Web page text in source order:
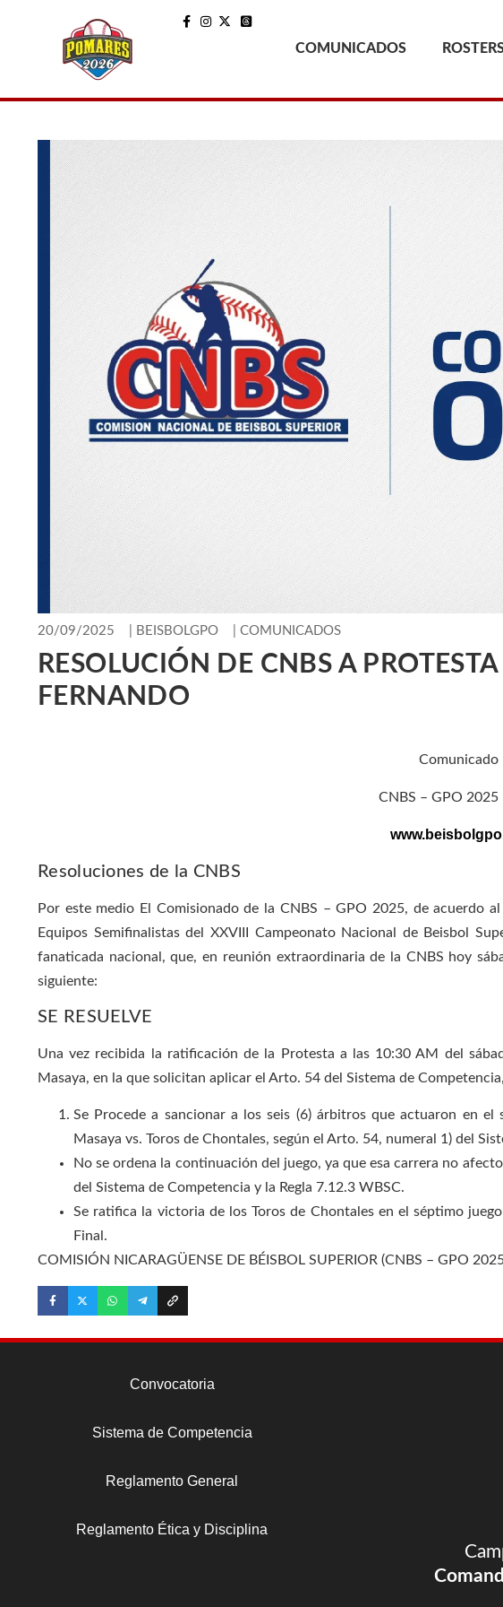
COMUNICADOS
20/09/2025 BEISBOLGPO COMUNICADOS
RESOLUCIÓN DE CNBS A
FERNANDO
Comunicado
CNBS – GPO 2025
Resoluciones de la CNBS
Por este medio El Comisionado de la CNBS – GPO 2025, de acuerdo
Equipos Semifinalistas del XXVIII Campeonato Nacional de Beisbol
fanaticada nacional, que, en reunión extraordinaria de la CNBS hoy
siguiente:
SE RESUELVE
Una vez recibida la ratificación de la Protesta a las 10:30 AM del
Masaya, en la que solicitan aplicar el Arto. 54 del Sistema de
Se Procede a sancionar a los seis (6) árbitros que actuaron en
Masaya vs. Toros de Chontales, según el Arto. 54, numeral 1) del
No se ordena la continuación del juego, ya que esa carrera no
del Sistema de Competencia y la Regla 7.12.3 WBSC.
Se ratifica la victoria de los Toros de Chontales en el séptimo
Final.
COMISIÓN NICARAGÜENSE DE BÉISBOL SUPERIOR (CNBS – GPO
Convocatoria
Sistema de Competencia
Reglamento General
Reglamento Ética y Disciplina